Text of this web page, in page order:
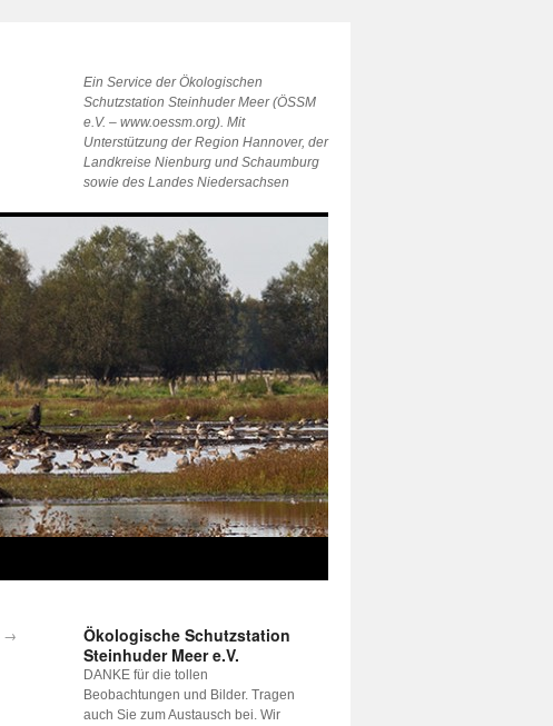
Ein Service der Ökologischen
Schutzstation Steinhuder Meer (ÖSSM
e.V. – www.oessm.org). Mit
Unterstützung der Region Hannover, der
Landkreise Nienburg und Schaumburg
sowie des Landes Niedersachsen
→
Ökologische Schutzstation
Steinhuder Meer e.V.
DANKE für die tollen
Beobachtungen und Bilder. Tragen
auch Sie zum Austausch bei. Wir